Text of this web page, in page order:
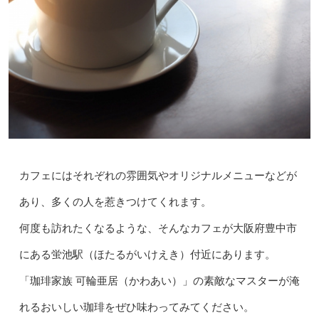
カフェにはそれぞれの雰囲気やオリジナルメニューなどが
あり、多くの人を惹きつけてくれます。
何度も訪れたくなるような、そんなカフェが大阪府豊中市
にある蛍池駅（ほたるがいけえき）付近にあります。
「珈琲家族 可輪亜居（かわあい）」の素敵なマスターが淹
れるおいしい珈琲をぜひ味わってみてください。